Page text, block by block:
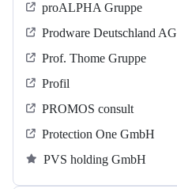
proALPHA Gruppe
Prodware Deutschland AG
Prof. Thome Gruppe
Profil
PROMOS consult
Protection One GmbH
PVS holding GmbH